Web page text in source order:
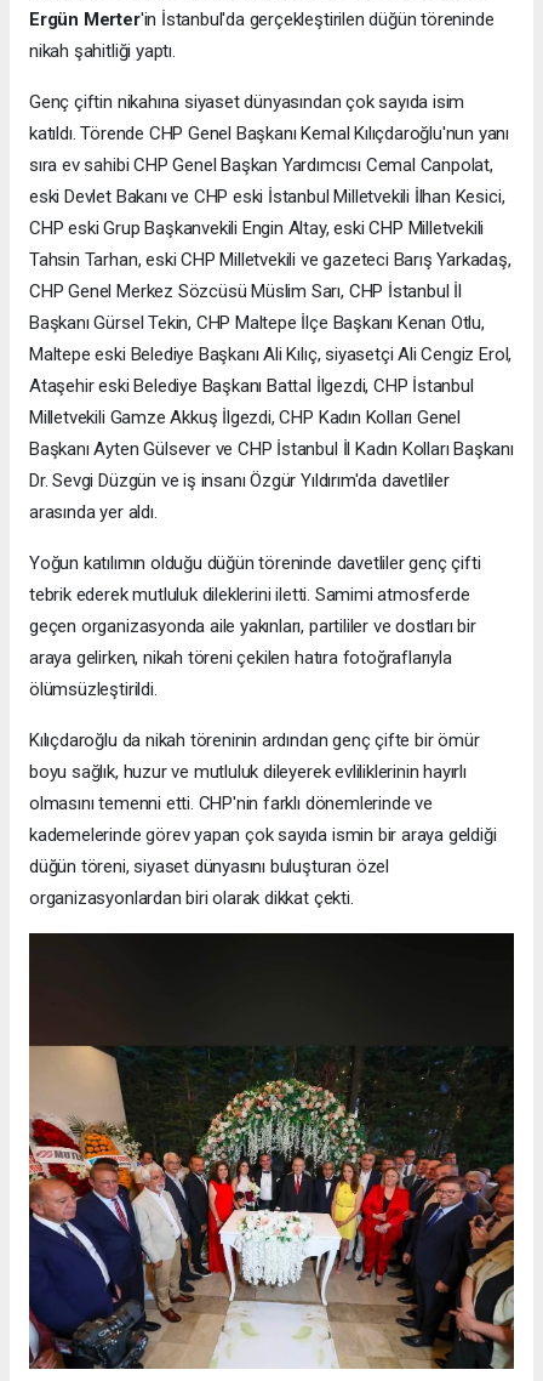
Ergün Merter'in İstanbul'da gerçekleştirilen düğün töreninde
nikah şahitliği yaptı.
Genç çiftin nikahına siyaset dünyasından çok sayıda isim
katıldı. Törende CHP Genel Başkanı Kemal Kılıçdaroğlu'nun yanı
sıra ev sahibi CHP Genel Başkan Yardımcısı Cemal Canpolat,
eski Devlet Bakanı ve CHP eski İstanbul Milletvekili İlhan Kesici,
CHP eski Grup Başkanvekili Engin Altay, eski CHP Milletvekili
Tahsin Tarhan, eski CHP Milletvekili ve gazeteci Barış Yarkadaş,
CHP Genel Merkez Sözcüsü Müslim Sarı, CHP İstanbul İl
Başkanı Gürsel Tekin, CHP Maltepe İlçe Başkanı Kenan Otlu,
Maltepe eski Belediye Başkanı Ali Kılıç, siyasetçi Ali Cengiz Erol,
Ataşehir eski Belediye Başkanı Battal İlgezdi, CHP İstanbul
Milletvekili Gamze Akkuş İlgezdi, CHP Kadın Kolları Genel
Başkanı Ayten Gülsever ve CHP İstanbul İl Kadın Kolları Başkanı
Dr. Sevgi Düzgün ve iş insanı Özgür Yıldırım'da davetliler
arasında yer aldı.
Yoğun katılımın olduğu düğün töreninde davetliler genç çifti
tebrik ederek mutluluk dileklerini iletti. Samimi atmosferde
geçen organizasyonda aile yakınları, partililer ve dostları bir
araya gelirken, nikah töreni çekilen hatıra fotoğraflarıyla
ölümsüzleştirildi.
Kılıçdaroğlu da nikah töreninin ardından genç çifte bir ömür
boyu sağlık, huzur ve mutluluk dileyerek evliliklerinin hayırlı
olmasını temenni etti. CHP'nin farklı dönemlerinde ve
kademelerinde görev yapan çok sayıda ismin bir araya geldiği
düğün töreni, siyaset dünyasını buluşturan özel
organizasyonlardan biri olarak dikkat çekti.